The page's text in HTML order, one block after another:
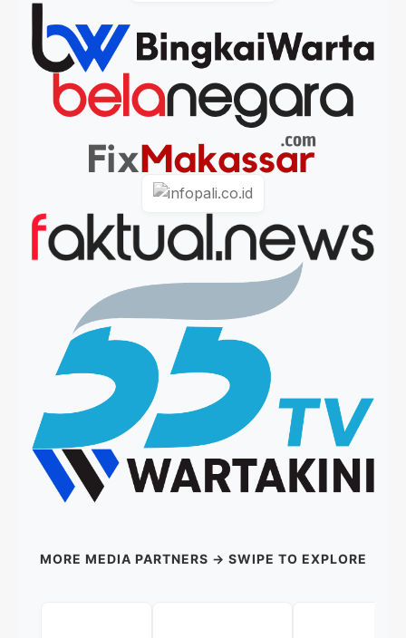
MORE MEDIA PARTNERS → SWIPE TO EXPLORE